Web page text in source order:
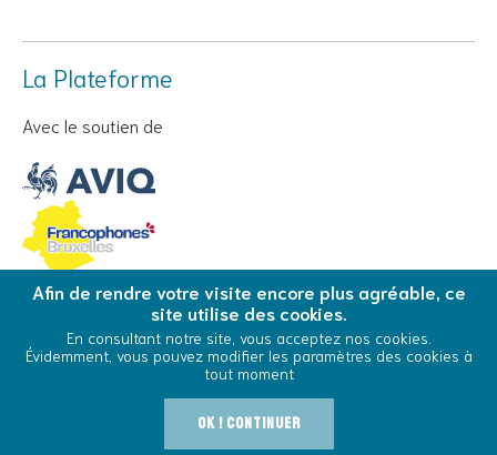
La Plateforme
Avec le soutien de
© Copyright 2026 La Plateforme - Tous droits réservés
Conditions Générales d’Utilisation
Cookies
Afin de rendre votre visite encore plus agréable, ce
site utilise des cookies.
En consultant notre site, vous acceptez nos cookies.
Évidemment, vous pouvez modifier les paramètres des cookies à
tout moment
OK ! Continuer